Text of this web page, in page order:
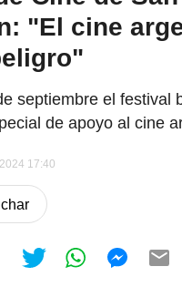
"El cine
septiembre el festival
de apoyo al cine
17:40